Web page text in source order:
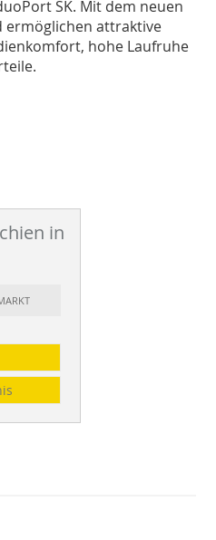
SK. Mit dem neuen
ermöglichen attraktive
hohe Laufruhe
in